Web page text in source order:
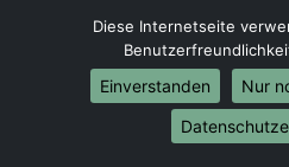
Umzug von Gera nach
Umzug von Gera nach
Umzug von Gera nach
Umzug von Gera nach
Umzug von Gera nach Bonn
Diese Internetseite
Einverstanden
Nur